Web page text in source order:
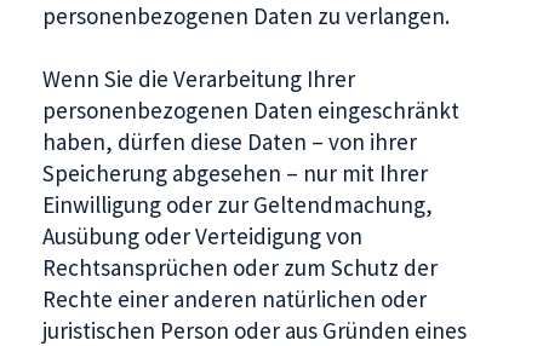
personenbezogenen Daten zu verlangen.
Wenn Sie die Verarbeitung Ihrer
personenbezogenen Daten eingeschränkt
haben, dürfen diese Daten – von ihrer
Speicherung abgesehen – nur mit Ihrer
Einwilligung oder zur Geltendmachung,
Ausübung oder Verteidigung von
Rechtsansprüchen oder zum Schutz der
Rechte einer anderen natürlichen oder
juristischen Person oder aus Gründen eines